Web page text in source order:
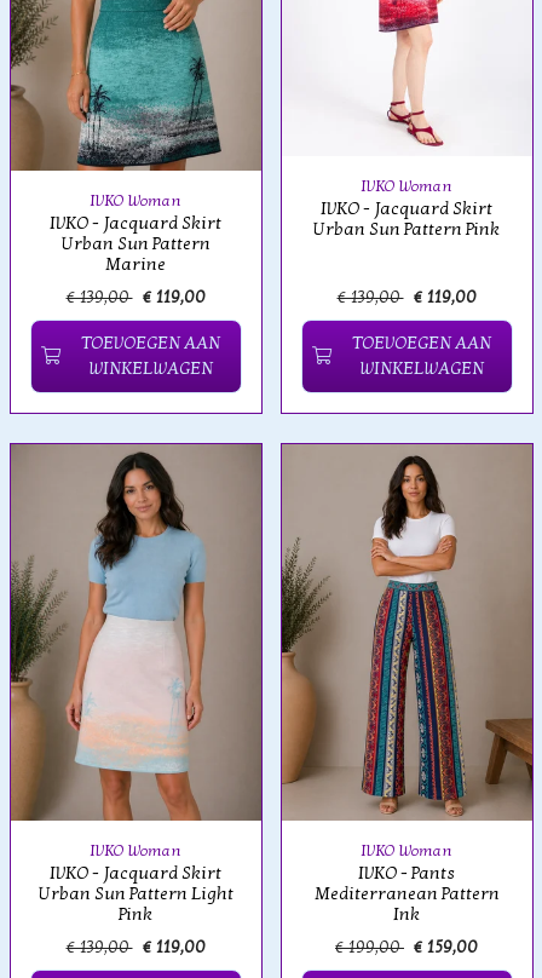
IVKO Woman
IVKO - Jacquard Skirt
Urban Sun Pattern
Marine
€ 139,00 € 119,00
TOEVOEGEN AAN
WINKELWAGEN
IVKO Woman
IVKO - Jacquard Skirt
Urban Sun Pattern Pink
€ 139,00 € 119,00
TOEVOEGEN AAN
WINKELWAGEN
IVKO Woman
IVKO - Jacquard Skirt
Urban Sun Pattern Light
Pink
€ 139,00 € 119,00
IVKO Woman
IVKO - Pants
Mediterranean Pattern
Ink
€ 199,00 € 159,00